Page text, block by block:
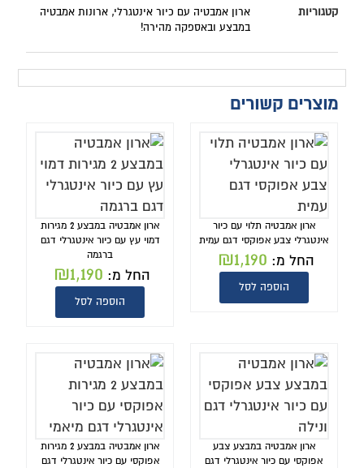
קטגוריות
ארון אמבטיה עם כיור אינטגרלי,ארונות אמבטיה
במבצע ובאספקה מהירה!
מוצרים קשורים
ארון אמבטיה תלוי עם כיור
אינטגרלי צבע אפוקסי דגם עמית
החל מ: ₪1,190
הוספה לסל
ארון אמבטיה במבצע 2 מגירות
דמוי עץ עם כיור אינטגרלי דגם
ברגמה
החל מ: ₪1,190
הוספה לסל
ארון אמבטיה במבצע צבע
אפוקסי עם כיור אינטגרלי דגם
ארון אמבטיה במבצע 2 מגירות
אפוקסי עם כיור אינטגרלי דגם